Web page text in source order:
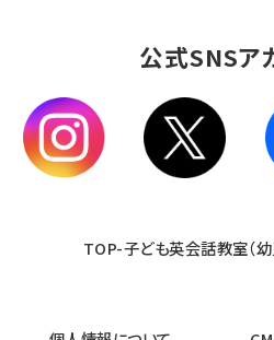
公式SNSア
TOP-子ども英会話教室（幼